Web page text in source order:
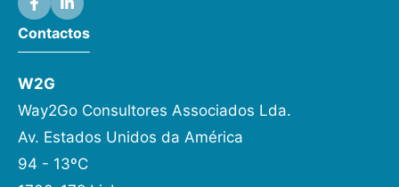
Contactos
W2G
Way2Go Consultores Associados Lda.
Av. Estados Unidos da América
94 - 13ºC